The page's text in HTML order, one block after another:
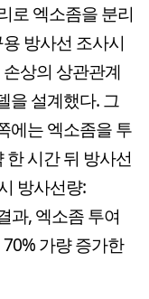
로 엑소좀을 분리
방사선 조사시
상의 상관관계
을 설계했다. 그
에는 엑소좀을 투
시간 뒤 방사선
방사선량:
과, 엑소좀 투여
가량 증가한